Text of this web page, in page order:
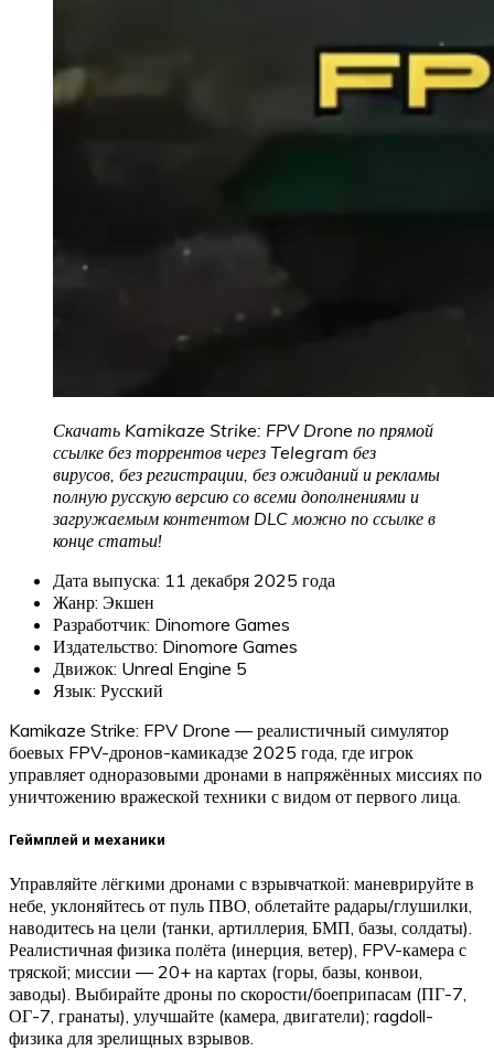
Скачать Kamikaze Strike: FPV Drone по прямой
ссылке без торрентов через Telegram без
вирусов, без регистрации, без ожиданий и рекламы
полную русскую версию со всеми дополнениями и
загружаемым контентом DLC можно по ссылке в
конце статьи!
Дата выпуска: 11 декабря 2025 года
Жанр: Экшен
Разработчик: Dinomore Games
Издательство: Dinomore Games
Движок: Unreal Engine 5
Язык: Русский
Kamikaze Strike: FPV Drone — реалистичный симулятор
боевых FPV-дронов-камикадзе 2025 года, где игрок
управляет одноразовыми дронами в напряжённых миссиях по
уничтожению вражеской техники с видом от первого лица.
Геймплей и механики
Управляйте лёгкими дронами с взрывчаткой: маневрируйте в
небе, уклоняйтесь от пуль ПВО, облетайте радары/глушилки,
наводитесь на цели (танки, артиллерия, БМП, базы, солдаты).
Реалистичная физика полёта (инерция, ветер), FPV-камера с
тряской; миссии — 20+ на картах (горы, базы, конвои,
заводы). Выбирайте дроны по скорости/боеприпасам (ПГ-7,
ОГ-7, гранаты), улучшайте (камера, двигатели); ragdoll-
физика для зрелищных взрывов.​